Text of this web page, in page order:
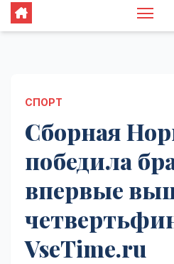
СПОРТ
Сборная
победила
впервые
VseTime.ru